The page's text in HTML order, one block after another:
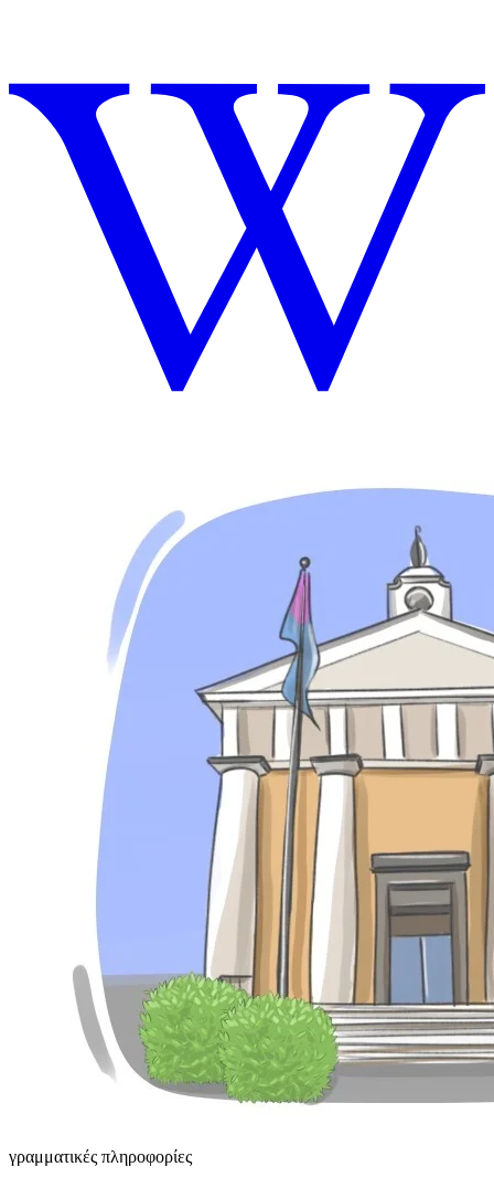
γραμματικές πληροφορίες